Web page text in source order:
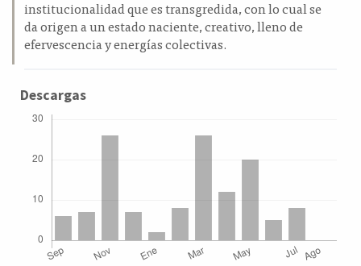
institucionalidad que es transgredida, con lo cual se
da origen a un estado naciente, creativo, lleno de
efervescencia y energías colectivas.
Descargas